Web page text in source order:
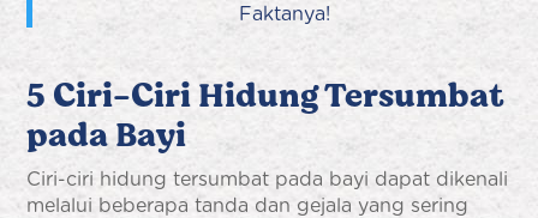
Faktanya!
5 Ciri-Ciri Hidung Tersumbat
pada Bayi
Ciri-ciri hidung tersumbat pada bayi dapat dikenali
melalui beberapa tanda dan gejala yang sering